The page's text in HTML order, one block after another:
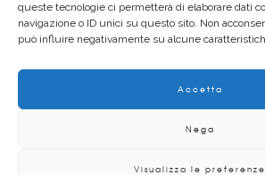
queste tecnologie ci permetterà di elaborare dati
navigazione o ID unici su questo sito. Non
può influire negativamente su alcune
Accetta
Nega
Visualizza le preferenze
Privacy Policy EN
Cookie Policy EN